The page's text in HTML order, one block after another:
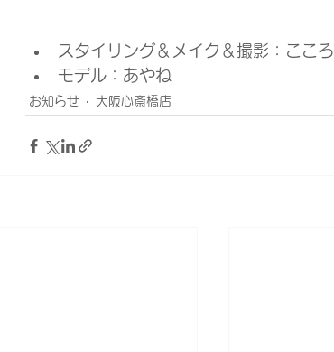
スタイリング＆メイク＆撮影：こころ
モデル：あやね
お知らせ 大阪心斎橋店